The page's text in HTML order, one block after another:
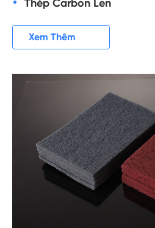
Thép Carbon Len
Xem Thêm